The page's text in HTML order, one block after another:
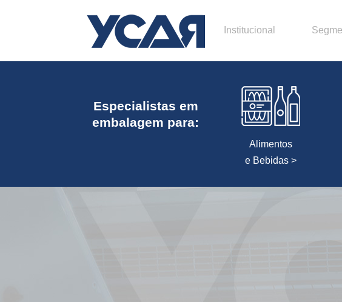
Institucional
Especialistas em
embalagem para:
Alimentos
e Bebidas >